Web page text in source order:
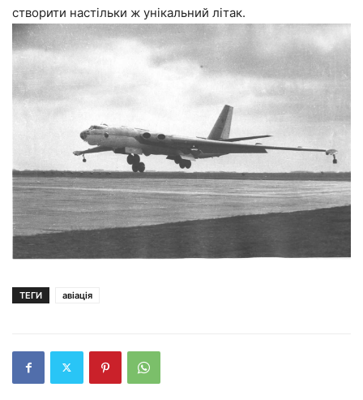
створити настільки ж унікальний літак.
ТЕГИ авіація